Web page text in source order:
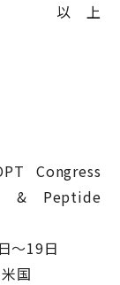
以 上
& Peptide
19日
国